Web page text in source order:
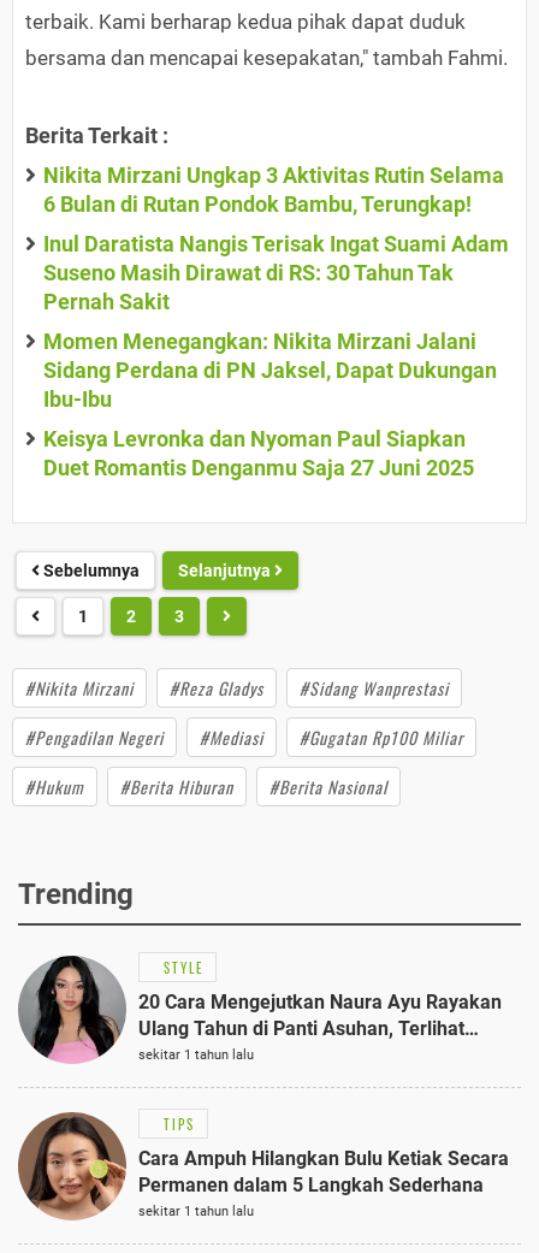
terbaik. Kami berharap kedua pihak dapat duduk
bersama dan mencapai kesepakatan," tambah Fahmi.
Berita Terkait :
Nikita Mirzani Ungkap 3 Aktivitas Rutin Selama
6 Bulan di Rutan Pondok Bambu, Terungkap!
Inul Daratista Nangis Terisak Ingat Suami Adam
Suseno Masih Dirawat di RS: 30 Tahun Tak
Pernah Sakit
Momen Menegangkan: Nikita Mirzani Jalani
Sidang Perdana di PN Jaksel, Dapat Dukungan
Ibu-Ibu
Keisya Levronka dan Nyoman Paul Siapkan
Duet Romantis Denganmu Saja 27 Juni 2025
Sebelumnya Selanjutnya
1 2 3
#Nikita Mirzani #Reza Gladys
#Sidang Wanprestasi
#Pengadilan Negeri
#Mediasi
#Gugatan Rp100 Miliar
#Hukum
#Berita Hiburan #Berita Nasional
Trending
STYLE
20 Cara Mengejutkan Naura Ayu Rayakan
Ulang Tahun di Panti Asuhan, Terlihat
Anggun dengan Kaftan Cokelat
sekitar 1 tahun lalu
TIPS
Cara Ampuh Hilangkan Bulu Ketiak Secara
Permanen dalam 5 Langkah Sederhana
sekitar 1 tahun lalu